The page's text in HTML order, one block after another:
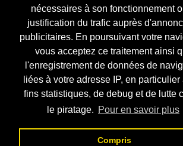
nécessaires à son fonctionnement
justification du trafic auprès
publicitaires. En poursuivant votre
vous acceptez ce traitement ainsi
l'enregistrement de données de
liées à votre adresse IP, en particulier
fins statistiques, de debug et de lutte
le piratage. Pour en savoir plus
Compris
Réalisations
Divers (et d’été)
Annonces
Liens externes
Téléchargement
Contact